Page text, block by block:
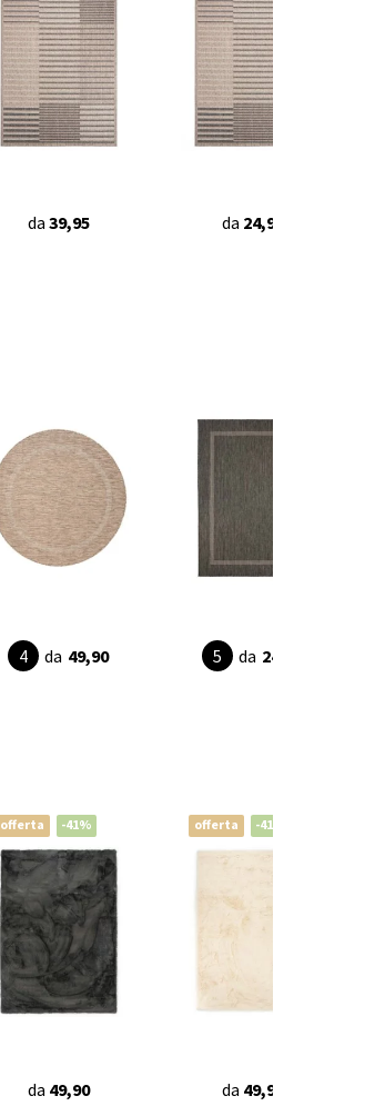
da 39,95 da 24,95
da 49,90 da 24,90
offerta -41%
da 49,90
offerta -41%
da 49,90